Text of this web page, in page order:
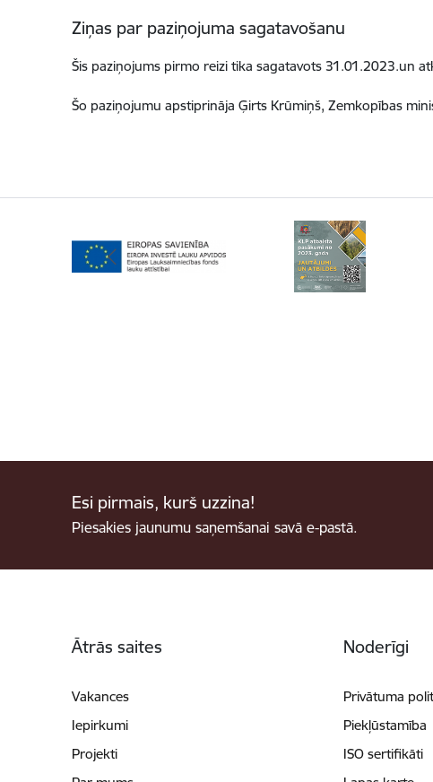
Ziņas par paziņojuma sagatavošanu
Šis paziņojums pirmo reizi tika sagatavots 31.01.2023.un
Šo paziņojumu apstiprināja Ģirts Krūmiņš, Zemkopības
Esi pirmais, kurš uzzina!
Piesakies jaunumu saņemšanai savā e-pastā.
Ātrās saites
Vakances
Iepirkumi
Projekti
Noderīgi
Privātuma
Piekļūstamība
ISO sertifikāti